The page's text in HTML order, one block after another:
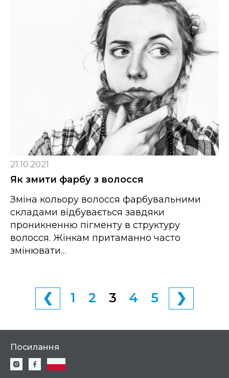
21.10.2021
Як змити фарбу з волосся
Зміна кольору волосся фарбувальними
складами відбувається завдяки
проникненню пігменту в структуру
волосся. Жінкам притаманно часто
змінювати…
❮ 1 2 3 4 5 ❯
Посилання